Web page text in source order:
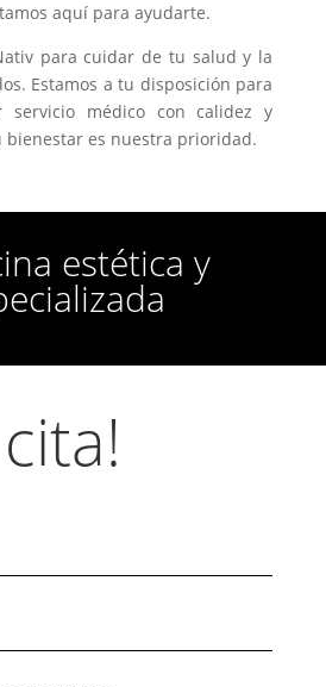
aquí para ayudarte.
para cuidar de tu salud y la
Estamos a tu disposición para
servicio médico con calidez y
bienestar es nuestra prioridad.
estética y